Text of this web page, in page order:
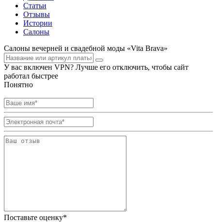
Статьи
Отзывы
Истории
Салоны
Салоны вечерней и свадебной моды «Vita Brava»
У вас включен VPN? Лучше его отключить, чтобы сайт
работал быстрее
Понятно
Поставьте оценку*